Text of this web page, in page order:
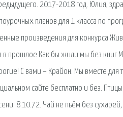
2017-2018 год. Юлия,
планов для 1 класса по
произведения для конкурса
в прошлое Как бы жили мы без книг
С вами – Крайон. Мы вместе для
сайте бесплатно и без.
8.10.72. Чай не пьём без